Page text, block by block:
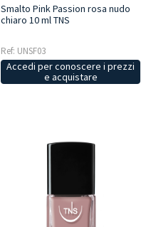
Smalto Pink Passion rosa nudo
chiaro 10 ml TNS
Ref: UNSF03
Accedi per conoscere i prezzi
e acquistare